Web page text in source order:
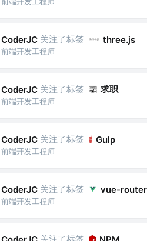
CoderJC 关注了标签 three.js
前端开发工程师
CoderJC 关注了标签 求职
前端开发工程师
CoderJC 关注了标签 Gulp
前端开发工程师
CoderJC 关注了标签 vue-router
前端开发工程师